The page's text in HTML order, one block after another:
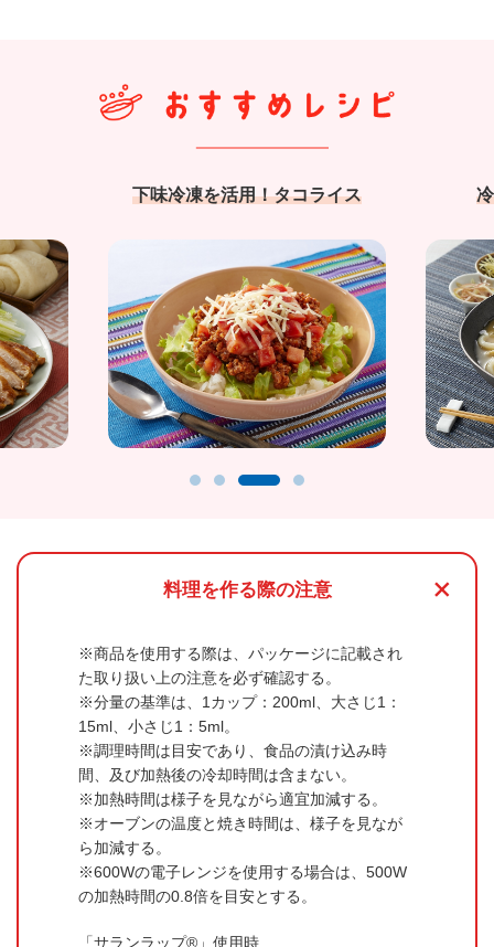
下味冷凍を活用！タコライス
+
料理を作る際の注意
商品を使用する際は、パッケージに記載され
た取り扱い上の注意を必ず確認する。
分量の基準は、1カップ：200ml、大さじ1：
15ml、小さじ1：5ml。
調理時間は目安であり、食品の漬け込み時
間、及び加熱後の冷却時間は含まない。
加熱時間は様子を見ながら適宜加減する。
オーブンの温度と焼き時間は、様子を見なが
ら加減する。
600Wの電子レンジを使用する場合は、500W
の加熱時間の0.8倍を目安とする。
「サランラップ®」使用時